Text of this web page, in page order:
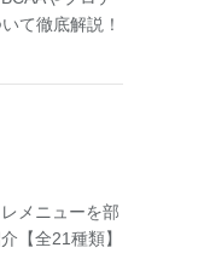
て徹底解説！
メニューを部
【全21種類】